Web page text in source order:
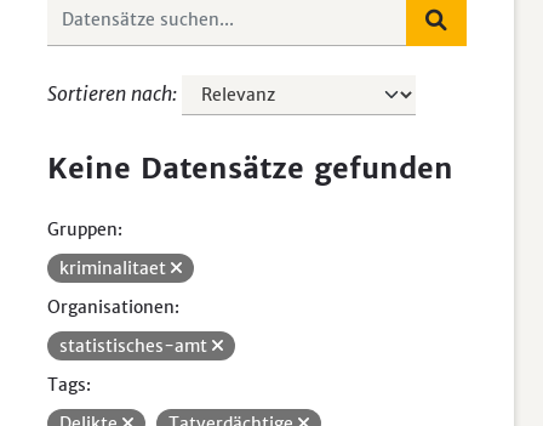
Sortieren nach
Keine Datensätze gefunden
Gruppen:
kriminalitaet
Organisationen:
statistisches-amt
Tags: